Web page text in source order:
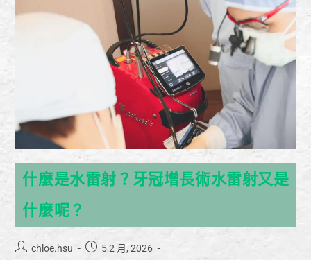
什麼是水雷射？牙冠增長術水雷射又是
什麼呢？
chloe.hsu
5 2 月, 2026